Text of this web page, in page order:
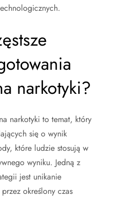
narkotyki?
narkotyki to temat, który
się o wynik
które ludzie stosują w
wyniku. Jedną z
jest unikanie
określony czas